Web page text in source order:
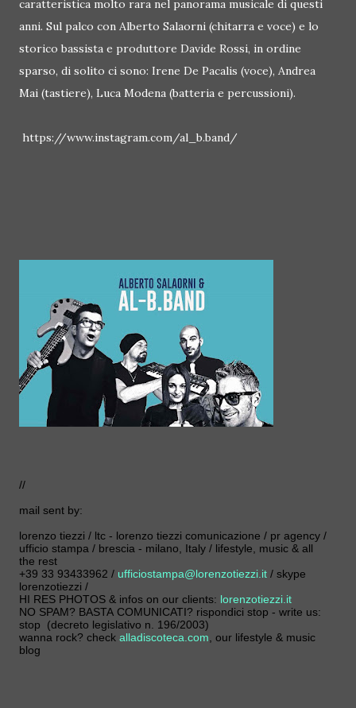
caratteristica molto rara nel panorama musicale di questi
anni. Sul palco con Alberto Salaorni (chitarra e voce) e lo
storico bassista e produttore Davide Rossi, in ordine
sparso, di solito ci sono: Irene De Pacalis (voce), Andrea
Mai (tastiere), Luca Modena (batteria e percussioni).
https://www.instagram.com/al_b.band/
//
mail sent by:
lorenzo tiezzi / ltc - lorenzo tiezzi comunicazione / pr agency /
ufficio stampa / brescia - milano, Italy / lifestyle, music & all
the rest
+39 33 93433962 / ufficiostampa@lorenzotiezzi.it / skype
lorenzotiezzi /
HI RES PHOTOS & infos on our clients: lorenzotiezzi.it
NO SPAM? BASTA COMUNICATI? rispondici stop - write us:
stop (decreto legislativo n. 196/2003)
wanna rock? check alladiscoteca.com , our lifestyle & music
blog